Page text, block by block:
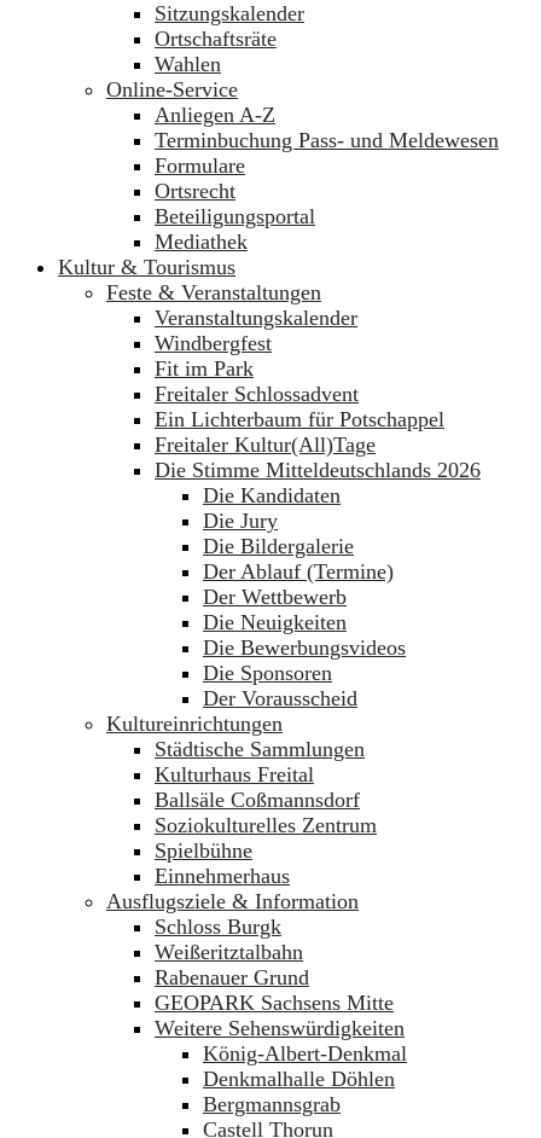
Sitzungskalender
Ortschaftsräte
Wahlen
Online-Service
Anliegen A-Z
Terminbuchung Pass- und Meldewesen
Formulare
Ortsrecht
Beteiligungsportal
Mediathek
Kultur & Tourismus
Feste & Veranstaltungen
Veranstaltungskalender
Windbergfest
Fit im Park
Freitaler Schlossadvent
Ein Lichterbaum für Potschappel
Freitaler Kultur(All)Tage
Die Stimme Mitteldeutschlands 2026
Die Kandidaten
Die Jury
Die Bildergalerie
Der Ablauf (Termine)
Der Wettbewerb
Die Neuigkeiten
Die Bewerbungsvideos
Die Sponsoren
Der Vorausscheid
Kultureinrichtungen
Städtische Sammlungen
Kulturhaus Freital
Ballsäle Coßmannsdorf
Soziokulturelles Zentrum
Spielbühne
Einnehmerhaus
Ausflugsziele & Information
Schloss Burgk
Weißeritztalbahn
Rabenauer Grund
GEOPARK Sachsens Mitte
Weitere Sehenswürdigkeiten
König-Albert-Denkmal
Denkmalhalle Döhlen
Bergmannsgrab
Castell Thorun